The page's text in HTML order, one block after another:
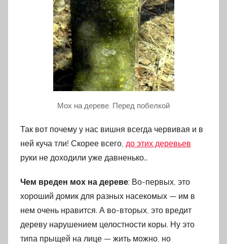
Мох на дереве. Перед побелкой
Так вот почему у нас вишня всегда червивая и в
ней куча тли! Скорее всего, до этих деревьев
руки не доходили уже давненько…
Чем вреден мох на дереве: Во-первых, это
хороший домик для разных насекомых — им в
нем очень нравится. А во-вторых, это вредит
дереву нарушением целостности коры. Ну это
типа прыщей на лице — жить можно, но